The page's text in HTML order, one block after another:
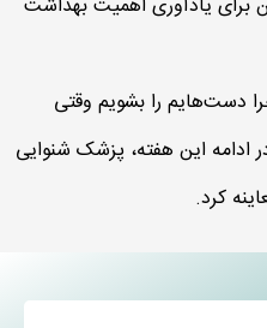
دست‌هایم را بشویم وقتی
ادامه این هفته، پزشک شنوایی
کرد.